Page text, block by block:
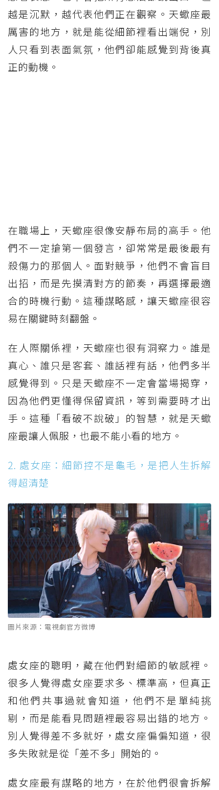
越是沉默，越代表他們正在觀察。天蠍座最
厲害的地方，就是能從細節裡看出端倪，別
人只看到表面氣氛，他們卻能感覺到背後真
正的動機。
在職場上，天蠍座很像安靜布局的高手。他
們不一定搶第一個發言，卻常常是最後最有
殺傷力的那個人。面對競爭，他們不會盲目
出招，而是先摸清對方的節奏，再選擇最適
合的時機行動。這種謀略感，讓天蠍座很容
易在關鍵時刻翻盤。
在人際關係裡，天蠍座也很有洞察力。誰是
真心、誰只是客套、誰話裡有話，他們多半
感覺得到。只是天蠍座不一定會當場揭穿，
因為他們更懂得保留資訊，等到需要時才出
手。這種「看破不說破」的智慧，就是天蠍
座最讓人佩服，也最不能小看的地方。
2. 處女座：細節控不是龜毛，是把人生拆解
得超清楚
圖片來源：電視劇官方微博
處女座的聰明，藏在他們對細節的敏感裡。
很多人覺得處女座要求多、標準高，但真正
和他們共事過就會知道，他們不是單純挑
剔，而是能看見問題裡最容易出錯的地方。
別人覺得差不多就好，處女座偏偏知道，很
多失敗就是從「差不多」開始的。
處女座最有謀略的地方，在於他們很會拆解